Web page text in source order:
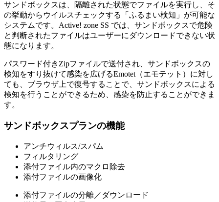
サンドボックスは、隔離された状態でファイルを実行し、そ
の挙動からウイルスチェックする「ふるまい検知」が可能な
システムです。Active! zone SS では、サンドボックスで危険
と判断されたファイルはユーザーにダウンロードできない状
態になります。
パスワード付きZipファイルで送付され、サンドボックスの
検知をすり抜けて感染を広げるEmotet（エモテット）に対し
ても、ブラウザ上で復号することで、サンドボックスによる
検知を行うことができるため、感染を防止することができま
す。
サンドボックスプランの機能
アンチウィルス/スパム
フィルタリング
添付ファイル内のマクロ除去
添付ファイルの画像化
添付ファイルの分離／ダウンロード